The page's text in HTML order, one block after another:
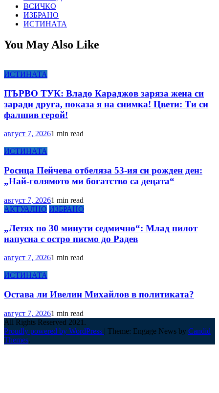
ВСИЧКО
ИЗБРАНО
ИСТИНАТА
You May Also Like
ИСТИНАТА
ПЪРВО ТУК: Владо Караджов заряза жена си
заради друга, показа я на снимка! Цвети: Ти си
фалшив герой!
август 7, 20261 min read
ИСТИНАТА
Росица Пейчева отбеляза 53-ия си рожден ден:
„Най-голямото ми богатство са децата“
август 7, 20261 min read
АКТУАЛНО ИЗБРАНО
„Летях по 30 минути седмично“: Млад пилот
напусна с остро писмо до Радев
август 7, 20261 min read
ИСТИНАТА
Остава ли Ивелин Михайлов в политиката?
август 7, 20261 min read
All Rights Reserved 2021.
Proudly powered by WordPress | Theme: Engage News by Candid
Themes.